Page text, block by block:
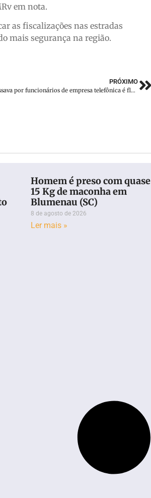
em nota.
as fiscalizações nas estradas
mais segurança na região.
PRÓXIMO
Dupla que se passava por funcionários de empresa telefônica é flagrada furtando fios em Itajaí (SC)
Homem é preso com quase
15 Kg de maconha em
Blumenau (SC)
8 de agosto de 2026
Ler mais »